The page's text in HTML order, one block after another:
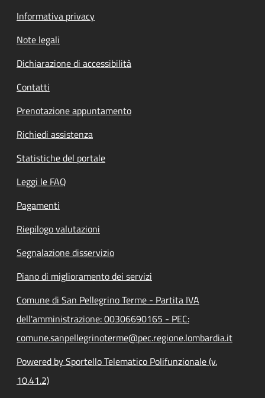
Informativa privacy
Note legali
Dichiarazione di accessibilità
Contatti
Prenotazione appuntamento
Richiedi assistenza
Statistiche del portale
Leggi le FAQ
Pagamenti
Riepilogo valutazioni
Segnalazione disservizio
Piano di miglioramento dei servizi
Comune di San Pellegrino Terme - Partita IVA
dell'amministrazione: 00306690165 - PEC:
comune.sanpellegrinoterme@pec.regione.lombardia.it
Powered by Sportello Telematico Polifunzionale (v.
10.41.2)